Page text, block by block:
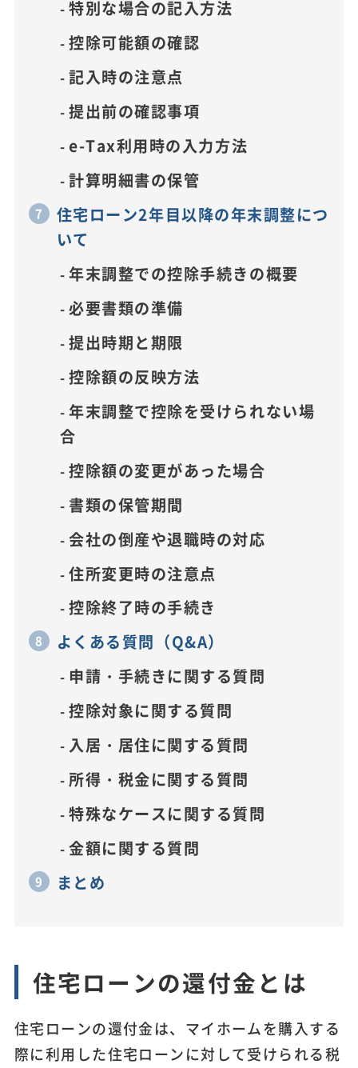
特別な場合の記入方法
控除可能額の確認
記入時の注意点
提出前の確認事項
e-Tax利用時の入力方法
計算明細書の保管
住宅ローン2年目以降の年末調整につ
いて
年末調整での控除手続きの概要
必要書類の準備
提出時期と期限
控除額の反映方法
年末調整で控除を受けられない場
合
控除額の変更があった場合
書類の保管期間
会社の倒産や退職時の対応
住所変更時の注意点
控除終了時の手続き
よくある質問（Q&A）
申請・手続きに関する質問
控除対象に関する質問
入居・居住に関する質問
所得・税金に関する質問
特殊なケースに関する質問
金額に関する質問
まとめ
住宅ローンの還付金とは
住宅ローンの還付金は、マイホームを購入する
際に利用した住宅ローンに対して受けられる税